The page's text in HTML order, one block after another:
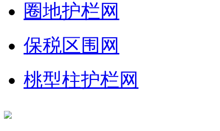
圈地护栏网
保税区围网
桃型柱护栏网